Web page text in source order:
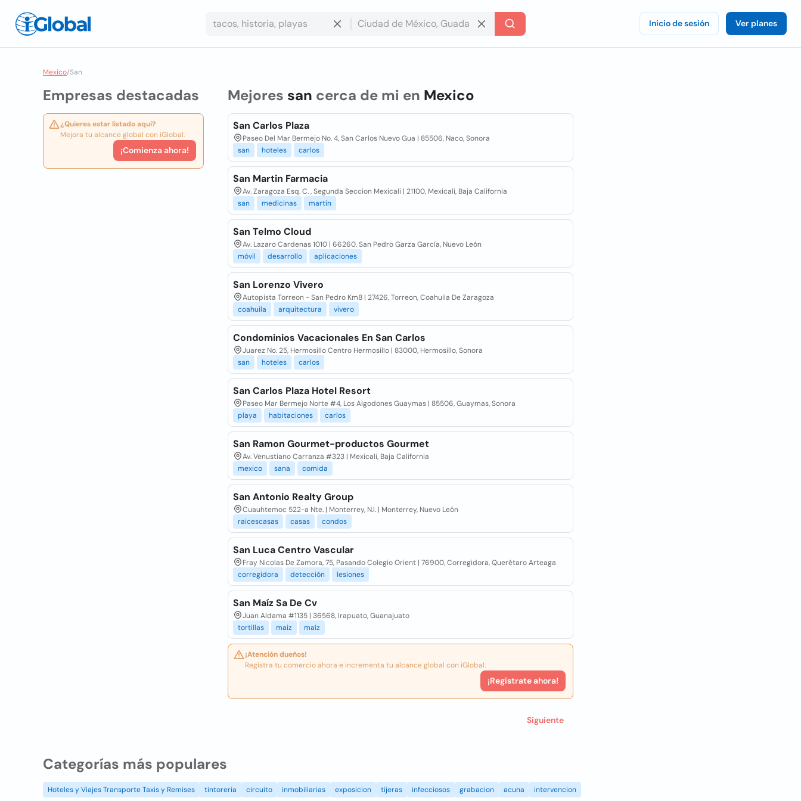
Inicio de sesión Ver planes
Mexico/San
Empresas destacadas
¿Quieres estar listado aquí?
Mejora tu alcance global con iGlobal.
¡Comienza ahora!
Mejores san cerca de mi en Mexico
San Carlos Plaza
Paseo Del Mar Bermejo No. 4, San Carlos Nuevo Gua | 85506, Naco, Sonora
san
hoteles carlos
San Martin Farmacia
Av. Zaragoza Esq. C. , Segunda Seccion Mexicali | 21100, Mexicali, Baja California
san
medicinas martin
San Telmo Cloud
Av. Lazaro Cardenas 1010 | 66260, San Pedro Garza García, Nuevo León
móvil
desarrollo aplicaciones
San Lorenzo Vivero
Autopista Torreon - San Pedro Km8 | 27426, Torreon, Coahuila De Zaragoza
coahuila
arquitectura vivero
Condominios Vacacionales En San Carlos
Juarez No. 25, Hermosillo Centro Hermosillo | 83000, Hermosillo, Sonora
san
hoteles carlos
San Carlos Plaza Hotel Resort
Paseo Mar Bermejo Norte #4, Los Algodones Guaymas | 85506, Guaymas, Sonora
playa
habitaciones carlos
San Ramon Gourmet-productos Gourmet
Av. Venustiano Carranza #323 | Mexicali, Baja California
mexico
sana comida
San Antonio Realty Group
Cuauhtemoc 522-a Nte. | Monterrey, N.l. | Monterrey, Nuevo León
raicescasas
casas condos
San Luca Centro Vascular
Fray Nicolas De Zamora, 75, Pasando Colegio Orient | 76900, Corregidora, Querétaro Arteaga
corregidora
detección lesiones
San Maíz Sa De Cv
Juan Aldama #1135 | 36568, Irapuato, Guanajuato
tortillas
maiz maíz
¡Atención dueños!
Registra tu comercio ahora e incrementa tu alcance global con iGlobal.
¡Registrate ahora!
Siguiente
Categorías más populares
Hoteles y Viajes Transporte Taxis y Remises tintoreria circuito inmobiliarias exposicion tijeras infecciosos grabacion acuna intervencion